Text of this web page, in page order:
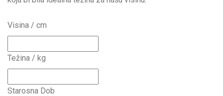
Visina / cm
Težina / kg
Starosna Dob